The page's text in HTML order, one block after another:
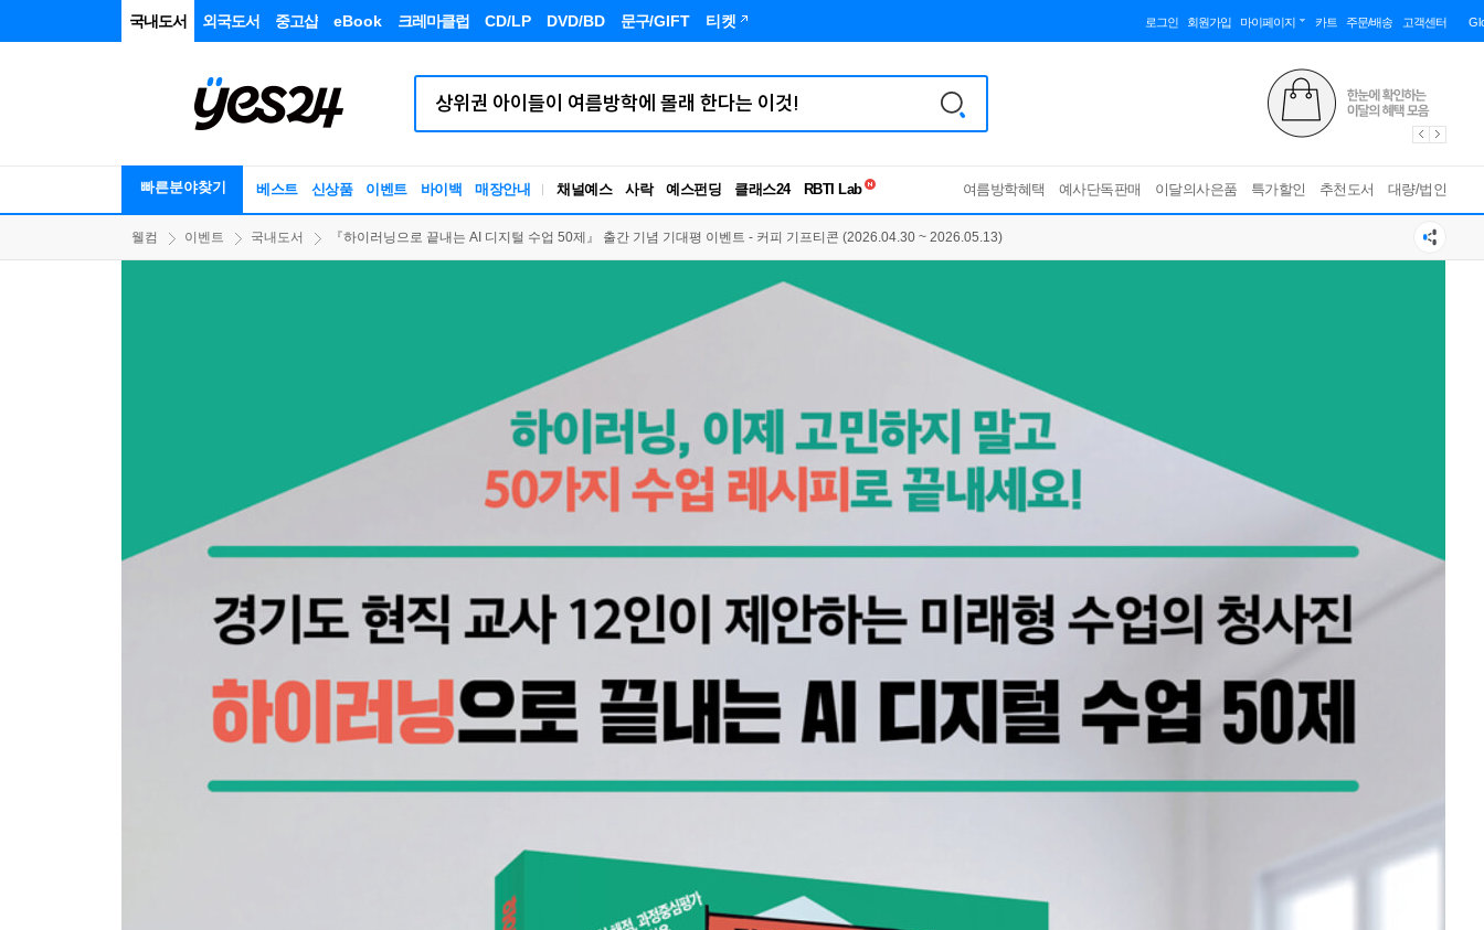
국내도서 외국도서 중고샵 eBook 크레마클럽 CD/LP DVD/BD 문구/GIFT 티켓 로그인 회원가입 마이페이지 카트 주문/배송 고객센터
빠른분야찾기 베스트 신상품 이벤트 바이백 매장안내 채널예스 사락 예스펀딩 클래스24
독서유형검사
여름방학혜택 예사단독판매 이달의사은품 특가할인 추천도서 대량/법인
웰컴 이벤트 국내도서 『하이러닝으로 끝내는 AI 디지털 수업 50제』 출간 기념 기대평 이벤트 - 커피 기프티콘 (2026.04.30 ~ 2026.05.13)